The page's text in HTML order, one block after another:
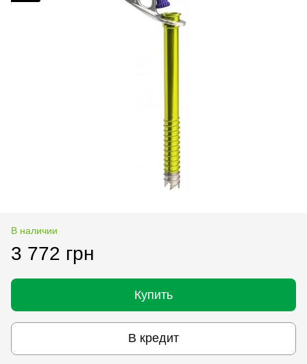
В наличии
3 772 грн
Купить
В кредит